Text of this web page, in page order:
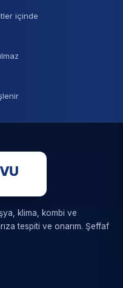
içinde
klima, kombi ve
tespiti ve onarım. Şeffaf